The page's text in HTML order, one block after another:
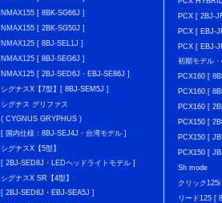
NMAX155 [ 8BK-SG66J ]
NMAX155 [ 2BK-SG50J ]
NMAX125 [ 8BJ-SEL1J ]
NMAX125 [ 8BJ-SEG6J ]
NMAX125 [ 2BJ-SED6J・EBJ-SE86J ]
シグナスX【7型】[ 8BJ-SEM5J ]
シグナス グリファス
( CYGNUS GRYPHUS )
[ 国内仕様：8BJ-SEJ4J・台湾モデル ]
シグナスX【5型】
[ 2BJ-SED8J・LEDヘッドライトモデル ]
シグナスX SR【4型】
[ 2BJ-SED8J・EBJ-SEA5J ]
PCX [ 2BJ-
PCX [ EBJ-
PCX [ EBJ-
初期モデル
PCX160 [
PCX160 [
PCX160 [
PCX150 [
PCX150 [
PCX150 [
Sh mode
クリック
リード125 [